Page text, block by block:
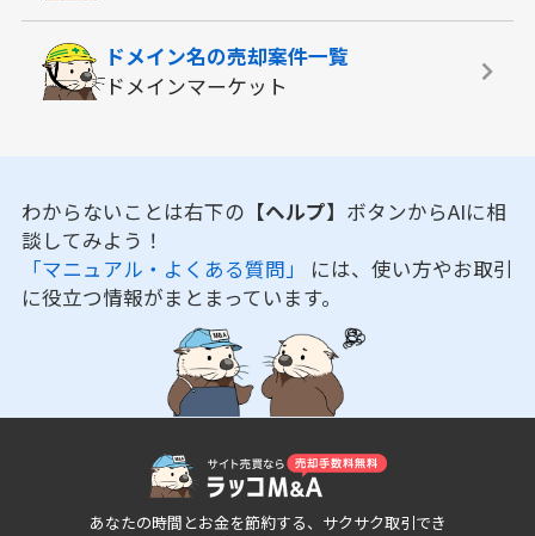
ドメイン名の売却案件一覧
ドメインマーケット
わからないことは右下の 【ヘルプ】 ボタンからAIに相
談してみよう！
「マニュアル・よくある質問」 には、使い方やお取引
に役立つ情報がまとまっています。
あなたの時間とお金を節約する、サクサク取引でき